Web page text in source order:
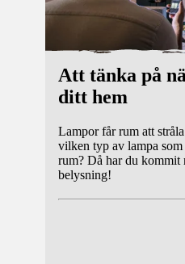
Att tänka på
ditt hem
Lampor får rum att
vilken typ av lampa som
rum? Då har du
belysning!